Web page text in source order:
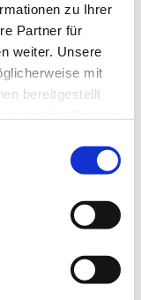
zu Ihrer
Partner für
weiter. Unsere
mit
bereitgestellt